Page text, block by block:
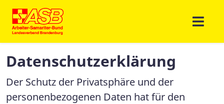
Datenschutzerklärung
Der Schutz der Privatsphäre und der
personenbezogenen Daten hat für den